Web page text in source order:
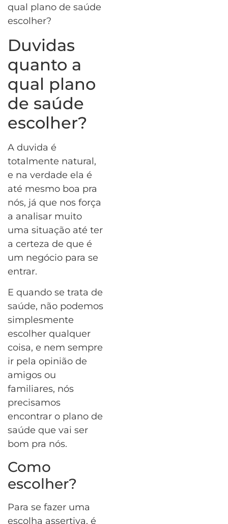
qual plano de saúde
escolher?
Duvidas
quanto a
qual plano
de saúde
escolher?
A duvida é
totalmente natural,
e na verdade ela é
até mesmo boa pra
nós, já que nos força
a analisar muito
uma situação até ter
a certeza de que é
um negócio para se
entrar.
E quando se trata de
saúde, não podemos
simplesmente
escolher qualquer
coisa, e nem sempre
ir pela opinião de
amigos ou
familiares, nós
precisamos
encontrar o plano de
saúde que vai ser
bom pra nós.
Como
escolher?
Para se fazer uma
escolha assertiva, é